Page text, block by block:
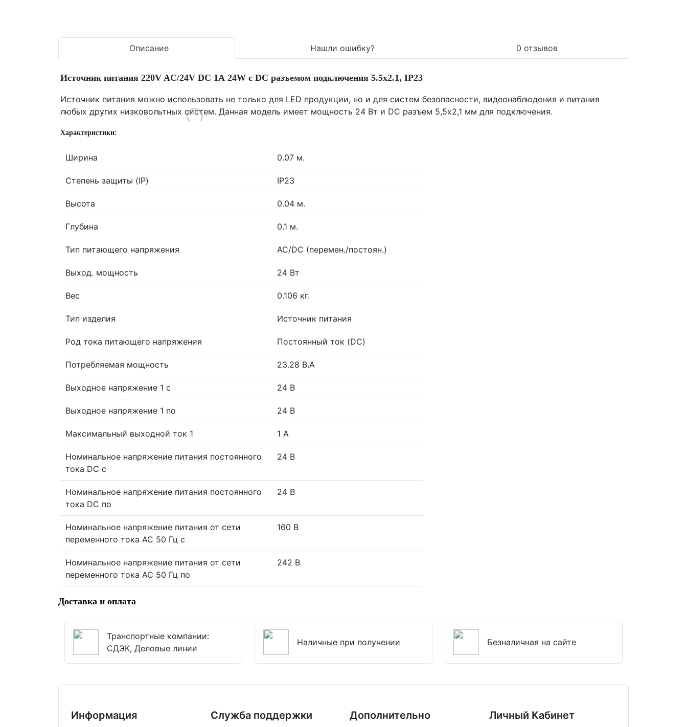
Описание Нашли ошибку? 0 отзывов
Источник питания 220V AC/24V DC 1А 24W с DC разъемом подключения 5.5х2.1, IP23
Источник питания можно использовать не только для LED продукции, но и для систем безопасности, видеонаблюдения и питания
любых других низковольтных систем. Данная модель имеет мощность 24 Вт и DC разъем 5,5х2,1 мм для подключения.
Характеристики:
Ширина 0.07 м.
Степень защиты (IP) IP23
Высота 0.04 м.
Глубина 0.1 м.
Тип питающего напряжения AC/DC (перемен./постоян.)
Выход. мощность 24 Вт
Вес 0.106 кг.
Тип изделия Источник питания
Род тока питающего напряжения Постоянный ток (DC)
Потребляемая мощность 23.28 В.А
Выходное напряжение 1 с 24 В
Выходное напряжение 1 по 24 В
Максимальный выходной ток 1 1 А
Номинальное напряжение питания постоянного
тока DC с
24 В
Номинальное напряжение питания постоянного
тока DC по
24 В
Номинальное напряжение питания от сети
переменного тока АС 50 Гц с
160 В
Номинальное напряжение питания от сети
переменного тока АС 50 Гц по
242 В
Доставка и оплата
Транспортные компании:
СДЭК, Деловые линии
Наличные при получении Безналичная на сайте
Информация Служба поддержки Дополнительно Личный Кабинет